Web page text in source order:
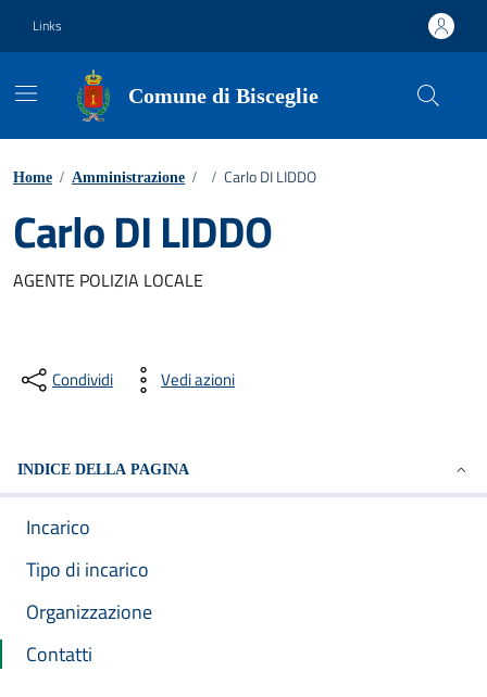
Links
Comune di Bisceglie
Home / Amministrazione / / Carlo DI LIDDO
Carlo DI LIDDO
AGENTE POLIZIA LOCALE
Condividi Vedi azioni
INDICE DELLA PAGINA
Incarico
Tipo di incarico
Organizzazione
Contatti